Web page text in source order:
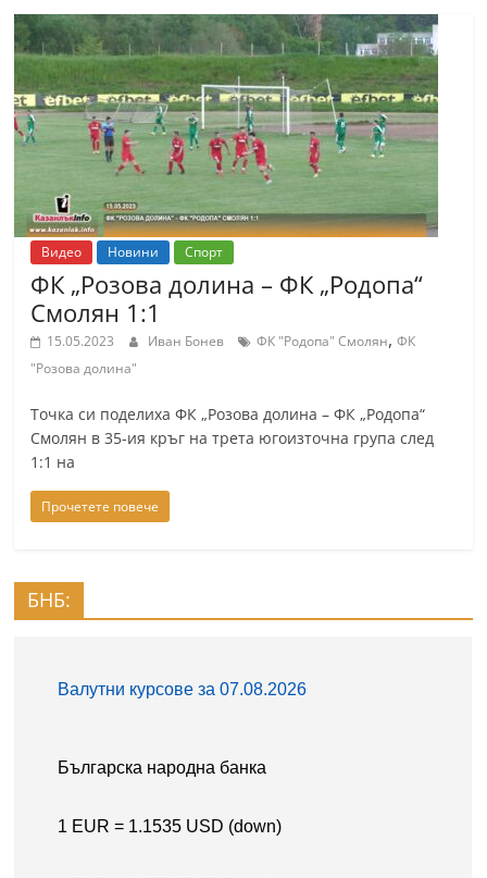
k
i
n
f
o
,
k
a
z
a
n
a
k
b
n
o
a
l
Видео Новини Спорт
ФК „Розова долина – ФК „Родопа“
Смолян 1:1
15.05.2023 Иван Бонев ФК "Родопа" Смолян,ФК
"Розова долина"
Точка си поделиха ФК „Розова долина – ФК „Родопа“
Смолян в 35-ия кръг на трета югоизточна група след
1:1 на
Прочетете повече
БНБ: